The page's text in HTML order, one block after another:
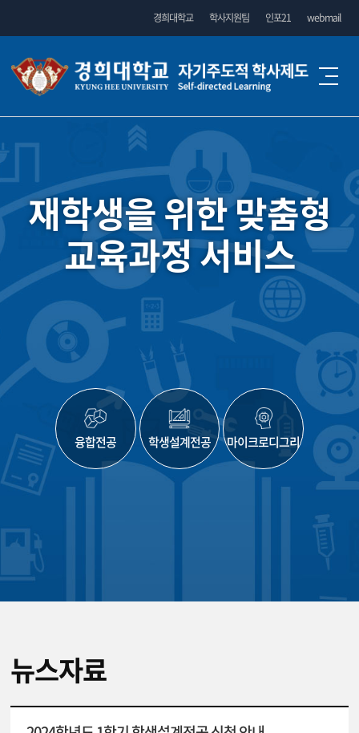
경희대학교 학사지원팀 인포21 webmail
융합전공
융합전공이란
운영현황
신청 및 이수방법
FAQ
융합전공 운영지침
학생설계전공
학생설계전공이란
신청 및 이수방법
FAQ
학생설계전공 운영지침
마이크로디그리
마이크로디그리란
운영현황
신청 및 이수 방법
FAQ
마이크로디그리 운영지침
자료실
뉴스자료
융합전공
융합전공이란
운영현황
신청 및 이수방법
FAQ
융합전공 운영지침
학생설계전공
학생설계전공이란
운영현황
신청 및 이수방법
FAQ
학생설계전공 운영지침
마이크로디그리
마이크로디그리란
운영현황
신청 및 이수 방법
FAQ
마이크로디그리 운영지침
자료실
자료실
뉴스자료
재학생을 위한 맞춤형
교육과정 서비스
재학생을 위한 맞춤형
교육과정 서비스
재학생을 위한 맞춤형
교육과정 서비스
융합전공 학생설계전공 마이크로디그리
뉴스자료